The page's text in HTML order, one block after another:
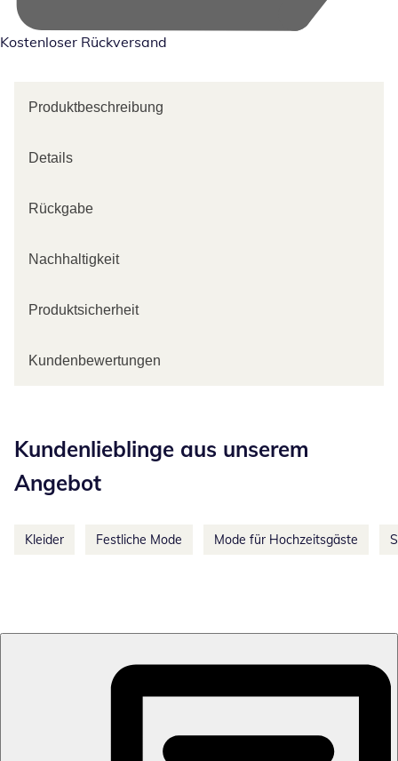
Kostenloser Rückversand
Produktbeschreibung
Details
Rückgabe
Nachhaltigkeit
Produktsicherheit
Kundenbewertungen
Kundenlieblinge aus unserem
Angebot
Kleider Festliche Mode Mode für Hochzeitsgäste